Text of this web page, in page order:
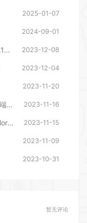
2025-01-07
2024-09-01
WechatBakTool(聊天备份工具) v0.9.1 – 相逢储物站 2023-12-08
2023-12-04
2023-11-20
微信清理：可选择性深度清理微信PC端文件 2023-11-16
自由切换 Win10 和 Win11 任务栏ExplorerPatcher 2023-11-15
2023-11-09
2023-10-31
暂无评论